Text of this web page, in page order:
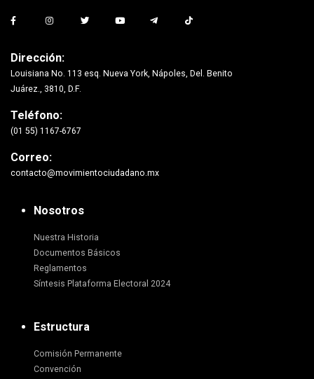
Dirección:
Louisiana No. 113 esq. Nueva York, Nápoles, Del. Benito
Juárez., 3810, D.F.
Teléfono:
(01 55) 1167-6767
Correo:
contacto@movimientociudadano.mx
Nosotros
Nuestra Historia
Documentos Básicos
Reglamentos
Síntesis Plataforma Electoral 2024
Estructura
Comisión Permanente
Convención